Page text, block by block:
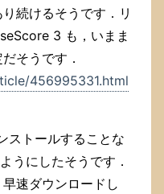
続けるそうです．リ
3 も，いまま
そうです．
456995331.html
ストールすることな
うにしたそうです．
速ダウンロードし